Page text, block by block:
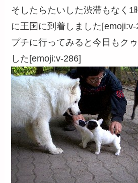
そしたらたいした渋滞もなく1
に王国に到着しました[emoji:v-
プチに行ってみると今日もク
した[emoji:v-286]